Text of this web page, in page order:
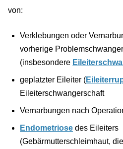
von:
Verklebungen oder
vorherige
(insbesondere
geplatzter Eileiter (
Eileiterschwangerschaft
Vernarbungen nach
Endometriose des Eileiters
(Gebärmutterschleimhaut,